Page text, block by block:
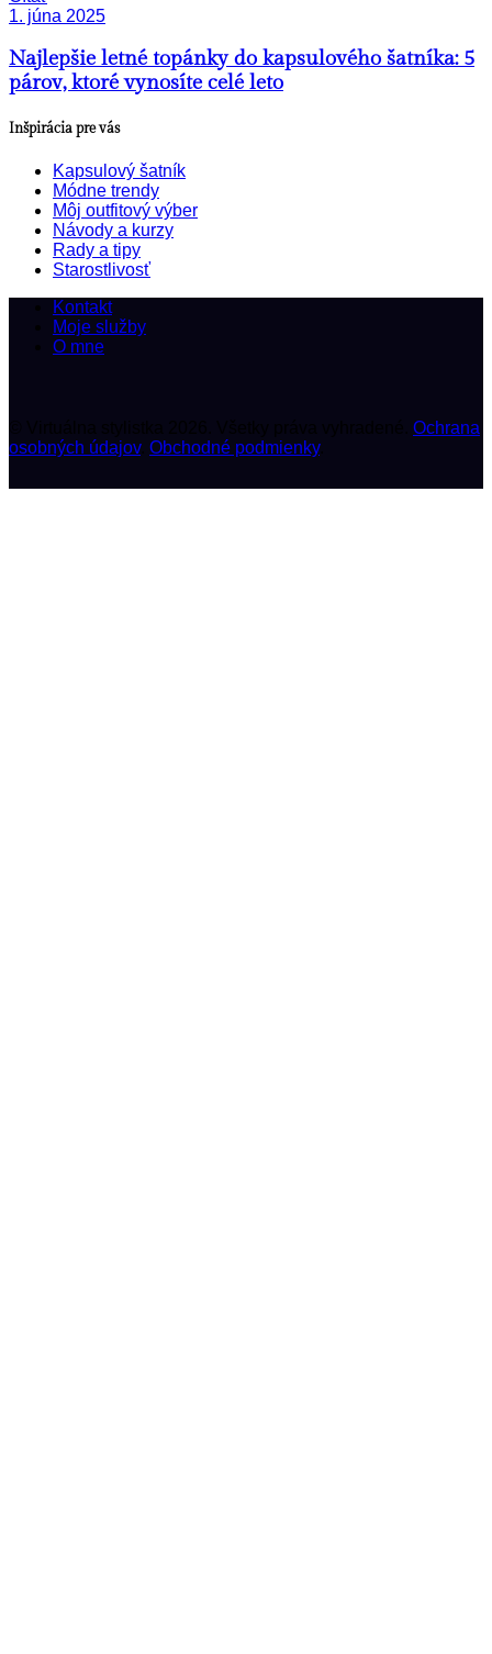
1. júna 2025
Najlepšie letné topánky do kapsulového šatníka: 5
párov, ktoré vynosíte celé leto
Inšpirácia pre vás
Kapsulový šatník
Módne trendy
Môj outfitový výber
Návody a kurzy
Rady a tipy
Starostlivosť
Kontakt
Moje služby
O mne
Ochrana
osobných údajov. Obchodné podmienky.